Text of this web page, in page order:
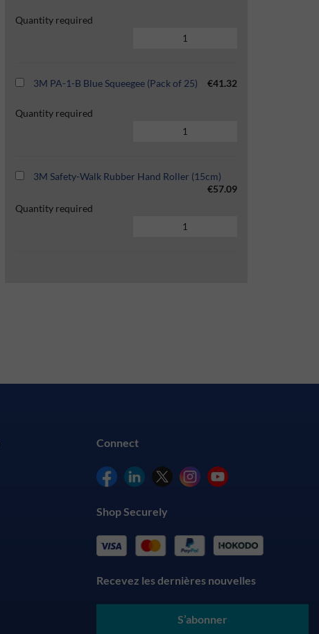
Quantity required
3M PA-1-B Blue Squeegee (Pack of 25) €41.32
Quantity required
3M Safety-Walk Rubber Hand Roller (15cm)
€57.09
Quantity required
Connect
Shop Securely
Recevez les dernières nouvelles
S’abonner